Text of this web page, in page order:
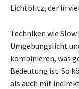
Lichtblitz, der in
Techniken wie
Umgebungslicht
kombinieren, was
Bedeutung ist. So
als auch mit